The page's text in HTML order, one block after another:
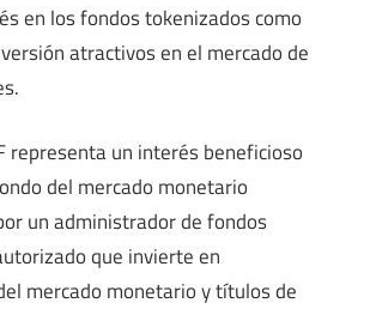
en los fondos tokenizados como
atractivos en el mercado de
representa un interés beneficioso
del mercado monetario
un administrador de fondos
que invierte en
mercado monetario y títulos de